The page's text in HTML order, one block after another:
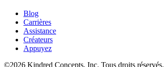
Blog
Carrières
Assistance
Créateurs
Appuyez
©2026 Kindred Concepts, Inc. Tous droits réservés.